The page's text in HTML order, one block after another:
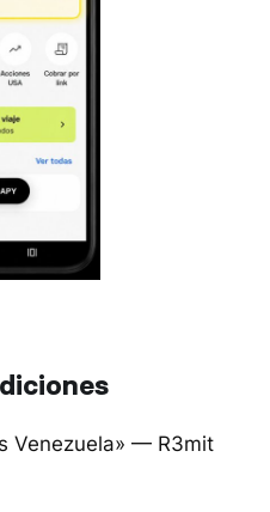
Venezuela» — R3mit